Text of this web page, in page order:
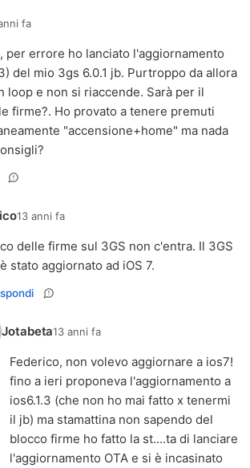
fa
per errore ho lanciato l'aggiornamento
del mio 3gs 6.0.1 jb. Purtroppo da allora
loop e non si riaccende. Sarà per il
firme?. Ho provato a tenere premuti
"accensione+home" ma nada
13 anni fa
delle firme sul 3GS non c'entra. Il 3GS
stato aggiornato ad iOS 7.
Jotabeta13 anni fa
Federico, non volevo aggiornare a ios7!
fino a ieri proponeva l'aggiornamento a
ios6.1.3 (che non ho mai fatto x tenermi
il jb) ma stamattina non sapendo del
blocco firme ho fatto la st....ta di lanciare
l'aggiornamento OTA e si è incasinato